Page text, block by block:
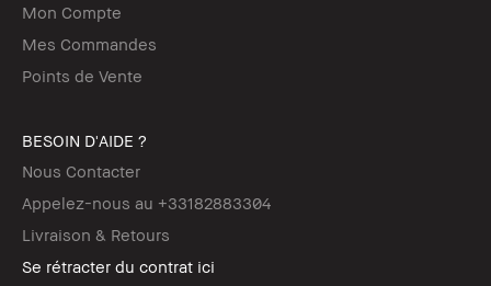
Mon Compte
Mes Commandes
Points de Vente
BESOIN D'AIDE ?
Nous Contacter
Appelez-nous au +33182883304
Livraison & Retours
Se rétracter du contrat ici